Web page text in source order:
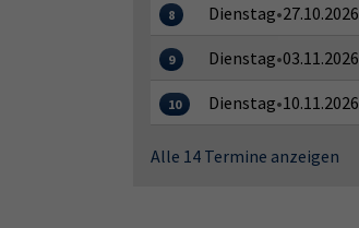
8 Dienstag•27.10.2026
9 Dienstag•03.11.2026
10 Dienstag•10.11.2026
Alle 14 Termine anzeigen